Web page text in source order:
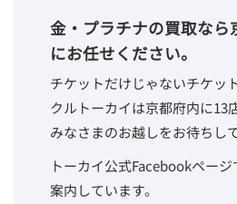
金・プラチナの買取なら
にお任せください。
チケットだけじゃないチケッ
クルトーカイは京都府内に13
みなさまのお越しをお待ちし
トーカイ公式Facebookペー
案内しています。